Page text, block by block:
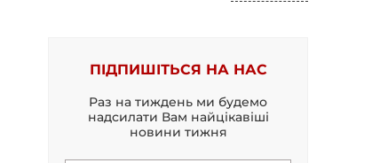
ПІДПИШІТЬСЯ НА НАС
Раз на тиждень ми будемо
надсилати Вам найцікавіші
новини тижня